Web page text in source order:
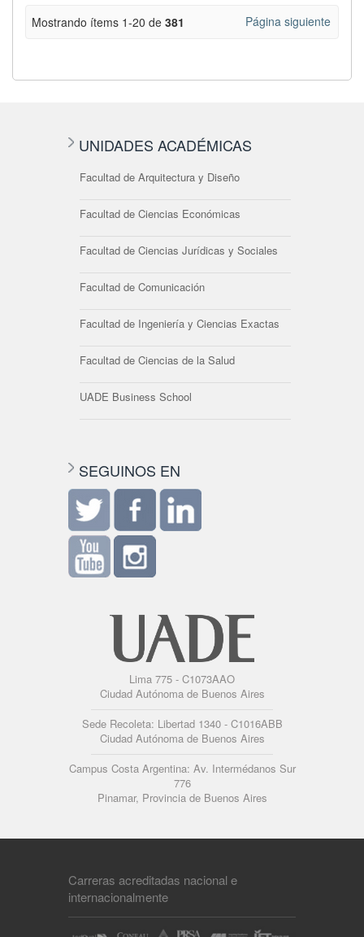
Mostrando ítems 1-20 de 381 Página siguiente
UNIDADES ACADÉMICAS
Facultad de Arquitectura y Diseño
Facultad de Ciencias Económicas
Facultad de Ciencias Jurídicas y Sociales
Facultad de Comunicación
Facultad de Ingeniería y Ciencias Exactas
Facultad de Ciencias de la Salud
UADE Business School
SEGUINOS EN
Lima 775 - C1073AAO
Ciudad Autónoma de Buenos Aires
Sede Recoleta: Libertad 1340 - C1016ABB
Ciudad Autónoma de Buenos Aires
Campus Costa Argentina: Av. Intermédanos Sur
776
Pinamar, Provincia de Buenos Aires
Carreras acreditadas nacional e
internacionalmente